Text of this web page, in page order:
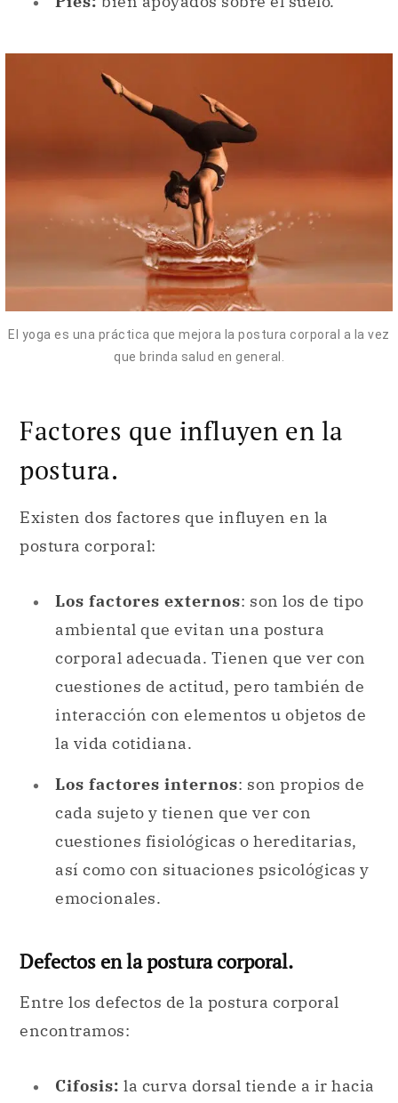
El yoga es una práctica que mejora la postura corporal a la vez
que brinda salud en general.
Factores que influyen en la
postura.
Existen dos factores que influyen en la
postura corporal:
Los factores externos: son los de tipo
ambiental que evitan una postura
corporal adecuada. Tienen que ver con
cuestiones de actitud, pero también de
interacción con elementos u objetos de
la vida cotidiana.
Los factores internos: son propios de
cada sujeto y tienen que ver con
cuestiones fisiológicas o hereditarias,
así como con situaciones psicológicas y
emocionales.
Defectos en la postura corporal.
Entre los defectos de la postura corporal
encontramos:
Cifosis: la curva dorsal tiende a ir hacia